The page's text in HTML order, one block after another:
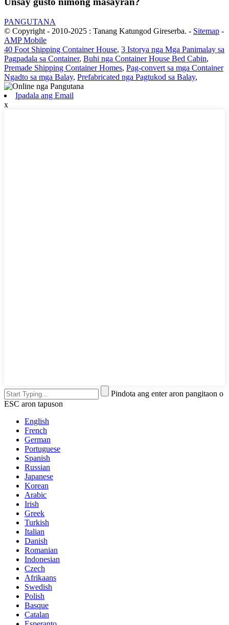
PANGUTANA
© Copyright - 2010-2025 : Tanang Katungod Gireserba. - Sitemap -
AMP Mobile
40 Foot Shipping Container House, 3 Istorya nga Mga Panimalay sa
Pagpadala sa Container, Buhi nga Container House Bed Cabin,
Premade Shipping Container Homes, Pag-convert sa mga Container
Ngadto sa mga Balay, Prefabricated nga Pagtukod sa Balay,
Ipadala ang Email
x
Pindota ang enter aron pangitaon o
ESC aron tapuson
English
French
German
Portuguese
Spanish
Russian
Japanese
Korean
Arabic
Irish
Greek
Turkish
Italian
Danish
Romanian
Indonesian
Czech
Afrikaans
Swedish
Polish
Basque
Catalan